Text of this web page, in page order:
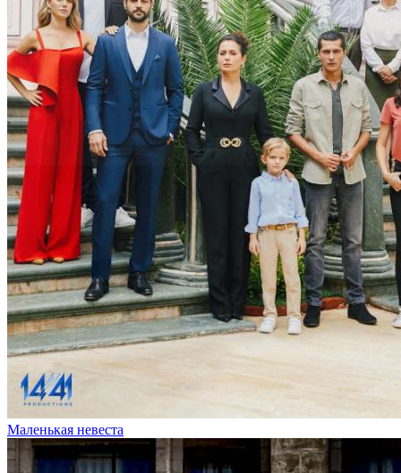
Маленькая невеста